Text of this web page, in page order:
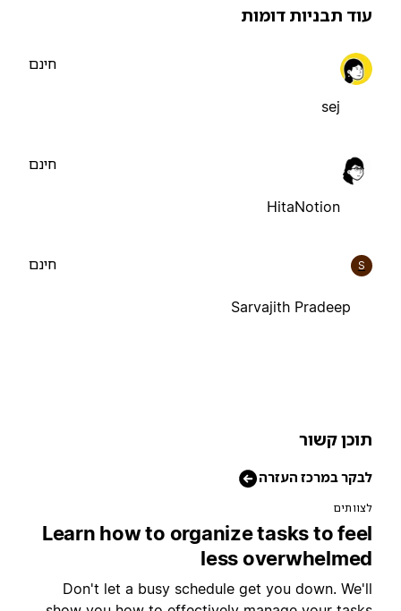
תבניות דומות
HitaNotion
Sarvajith Pradeep
קשור
במרכז העזרה
Learn how to organize tasks to
less
Don't let a busy schedule get you down.